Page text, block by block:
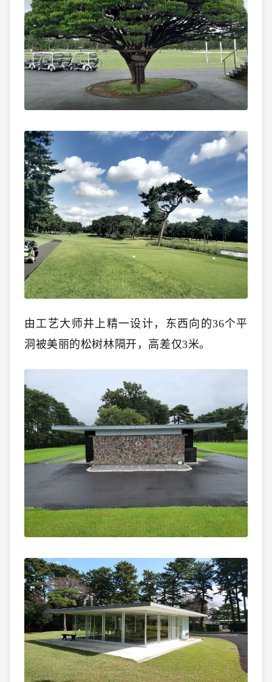
由工艺大师井上精一设计，东西向的36个平
洞被美丽的松树林隔开，高差仅3米。